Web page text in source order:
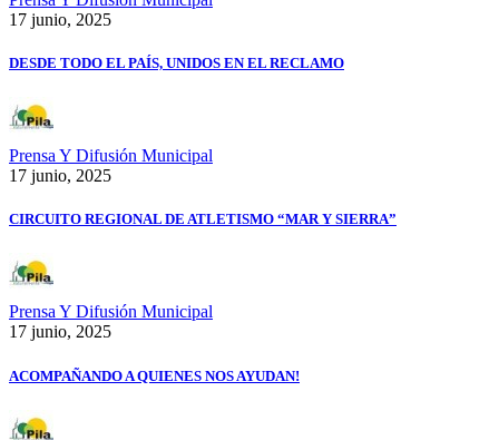
17 junio, 2025
DESDE TODO EL PAÍS, UNIDOS EN EL RECLAMO
Prensa Y Difusión Municipal
17 junio, 2025
CIRCUITO REGIONAL DE ATLETISMO “MAR Y SIERRA”
Prensa Y Difusión Municipal
17 junio, 2025
ACOMPAÑANDO A QUIENES NOS AYUDAN!